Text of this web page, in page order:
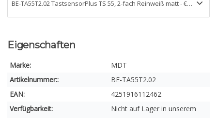
Eigenschaften
Marke:
MDT
Artikelnummer::
BE-TA55T2.02
EAN:
4251916112462
Verfügbarkeit:
Nicht auf Lager in unserem